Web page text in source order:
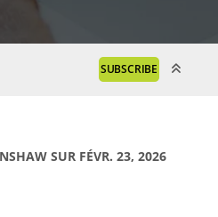
SUBSCRIBE
SUR FÉVR. 23, 2026